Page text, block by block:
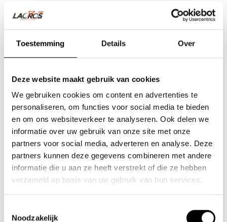
Toestemming Details Over
Deze website maakt gebruik van cookies
We gebruiken cookies om content en advertenties te
personaliseren, om functies voor social media te bieden
en om ons websiteverkeer te analyseren. Ook delen we
informatie over uw gebruik van onze site met onze
partners voor social media, adverteren en analyse. Deze
partners kunnen deze gegevens combineren met andere
informatie die u aan ze heeft verstrekt of die ze hebben
verzameld op basis van uw gebruik van hun services.
Noodzakelijk
Team Lacros
Nieuwe Eerdsebaan 16, 5482 VS Schijndel Nederland